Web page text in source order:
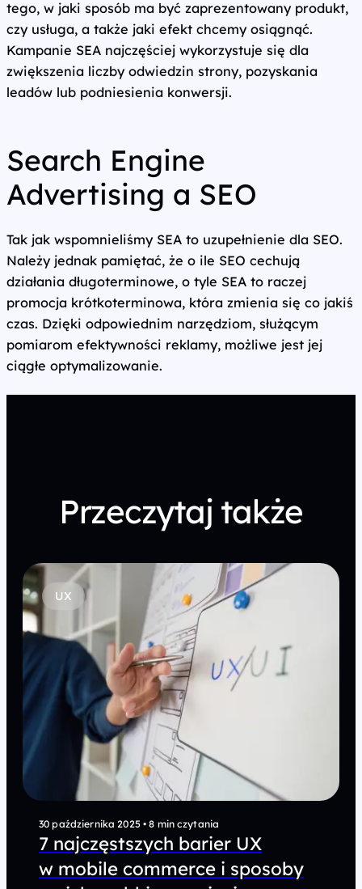
tego, w jaki sposób ma być zaprezentowany produkt,
czy usługa, a także jaki efekt chcemy osiągnąć.
Kampanie SEA najczęściej wykorzystuje się dla
zwiększenia liczby odwiedzin strony, pozyskania
leadów lub podniesienia konwersji.
Search Engine
Advertising a SEO
Tak jak wspomnieliśmy SEA to uzupełnienie dla SEO.
Należy jednak pamiętać, że o ile SEO cechują
działania długoterminowe, o tyle SEA to raczej
promocja krótkoterminowa, która zmienia się co jakiś
czas. Dzięki odpowiednim narzędziom, służącym
pomiarom efektywności reklamy, możliwe jest jej
ciągłe optymalizowanie.
Przeczytaj także
UX
30 października 2025 • 8 min czytania
7 najczęstszych barier UX
w mobile commerce i sposoby